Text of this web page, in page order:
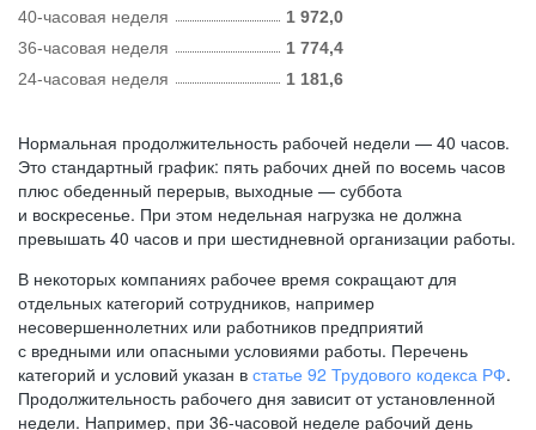
40-часовая неделя
1 972,0
36-часовая неделя
1 774,4
24-часовая неделя
1 181,6
Нормальная продолжительность рабочей недели — 40 часов.
Это стандартный график: пять рабочих дней по восемь часов
плюс обеденный перерыв, выходные — суббота
и воскресенье. При этом недельная нагрузка не должна
превышать 40 часов и при шестидневной организации работы.
В некоторых компаниях рабочее время сокращают для
отдельных категорий сотрудников, например
несовершеннолетних или работников предприятий
с вредными или опасными условиями работы. Перечень
категорий и условий указан в статье 92 Трудового кодекса РФ.
Продолжительность рабочего дня зависит от установленной
недели. Например, при 36-часовой неделе рабочий день